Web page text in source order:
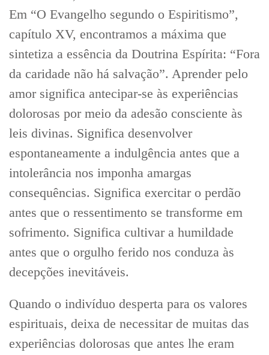
Em “O Evangelho segundo o Espiritismo”,
capítulo XV, encontramos a máxima que
sintetiza a essência da Doutrina Espírita: “Fora
da caridade não há salvação”. Aprender pelo
amor significa antecipar-se às experiências
dolorosas por meio da adesão consciente às
leis divinas. Significa desenvolver
espontaneamente a indulgência antes que a
intolerância nos imponha amargas
consequências. Significa exercitar o perdão
antes que o ressentimento se transforme em
sofrimento. Significa cultivar a humildade
antes que o orgulho ferido nos conduza às
decepções inevitáveis.
Quando o indivíduo desperta para os valores
espirituais, deixa de necessitar de muitas das
experiências dolorosas que antes lhe eram